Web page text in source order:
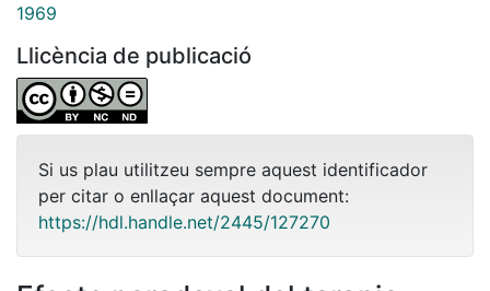
1969
Llicència de publicació
Si us plau utilitzeu sempre aquest identificador
per citar o enllaçar aquest document:
https://hdl.handle.net/2445/127270